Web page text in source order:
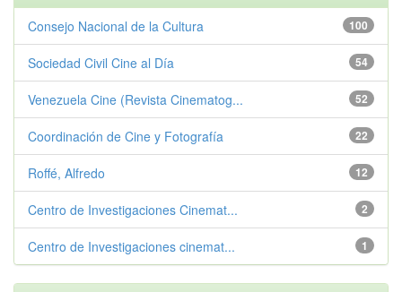
100
Consejo Nacional de la Cultura
54
Sociedad Civil Cine al Día
52
Venezuela Cine (Revista Cinematog...
22
Coordinación de Cine y Fotografía
12
Roffé, Alfredo
2
Centro de Investigaciones Cinemat...
1
Centro de Investigaciones cinemat...